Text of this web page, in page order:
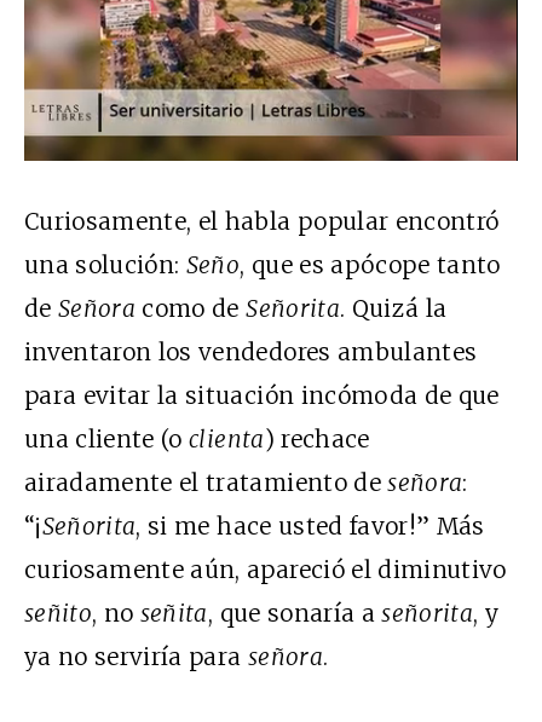
Curiosamente, el habla popular encontró
una solución: Seño, que es apócope tanto
deSeñora como deSeñorita. Quizá la
inventaron los vendedores ambulantes
para evitar la situación incómoda de que
una cliente (oclienta) rechace
airadamente el tratamiento deseñora:
“¡Señorita, si me hace usted favor!” Más
curiosamente aún, apareció el diminutivo
señito, no señita, que sonaría aseñorita, y
ya no serviría para señora.